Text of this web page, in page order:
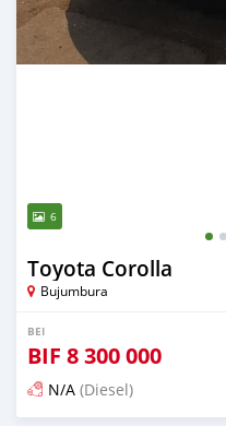
6
Toyota Corolla
Bujumbura
BEI
BIF 8 300 000
N/A (Diesel)